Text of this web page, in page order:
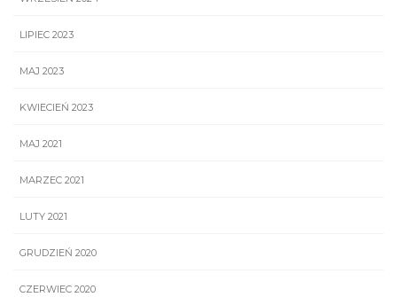
LIPIEC 2023
MAJ 2023
KWIECIEŃ 2023
MAJ 2021
MARZEC 2021
LUTY 2021
GRUDZIEŃ 2020
CZERWIEC 2020